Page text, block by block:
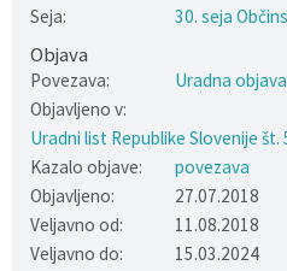
Seja:
30. seja
Objava
Povezava:
Uradna
Objavljeno v:
Uradni list Republike Slovenije
Kazalo objave:
povezava
Objavljeno:
27.07.2018
Veljavno od:
11.08.2018
Veljavno do:
15.03.2024
Občinski nagrajenci
Pobratenja
Prostorski akti, razvojni in programski
Medobčinska uprava
Civilna zaščita
Svet krajevnih skupnosti
Proračun občine
SOČAsnik
Brezplačni prevozi z e-kombijem
Imenovani predstavniki Občine
Ceniki storitev Komunale Tolmin